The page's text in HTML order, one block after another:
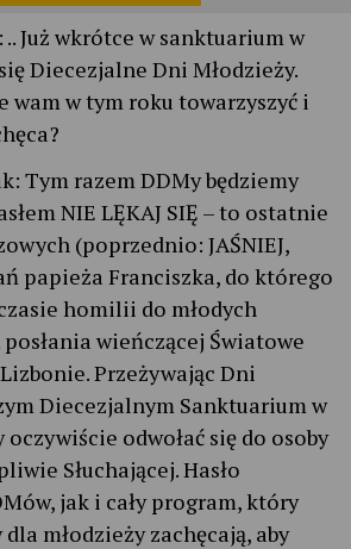
Już wkrótce w sanktuarium w
Diecezjalne Dni Młodzieży.
wam w tym roku towarzyszyć i
Tym razem DDMy będziemy
NIE LĘKAJ SIĘ – to ostatnie
(poprzednio: JAŚNIEJ,
papieża Franciszka, do którego
homilii do młodych
posłania wieńczącej Światowe
Przeżywając Dni
Diecezjalnym Sanktuarium w
odwołać się do osoby
Słuchającej. Hasło
jak i cały program, który
młodzieży zachęcają, aby